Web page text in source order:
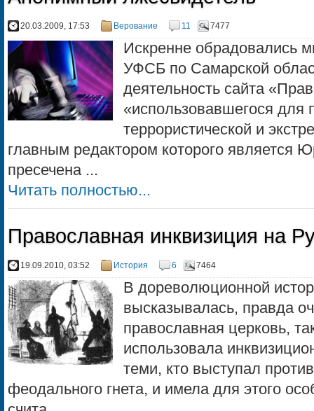
20.03.2009, 17:53 Верование 11 7477
Искренне обрадовались
УФСБ по Самарской
деятельность сайта
«использовавшегося для
террористической и
главным редактором которого является
пресечена ...
Читать полностью...
Православная инквизиция на
19.09.2010, 03:52 История 6 7464
В дореволюционной
высказывалась, правда
православная церковь,
использовала
теми, кто выступал
феодального гнета, и имела для этого